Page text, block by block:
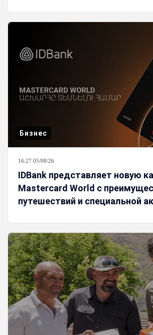
Бизнес
16:27 05/08/26
IDBank представляет новую
Mastercard World с
путешествий и специальной